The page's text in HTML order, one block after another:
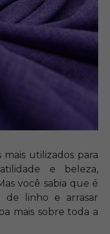
utilizados para
e beleza,
você sabia que é
de linho e arrasar
mais sobre toda a